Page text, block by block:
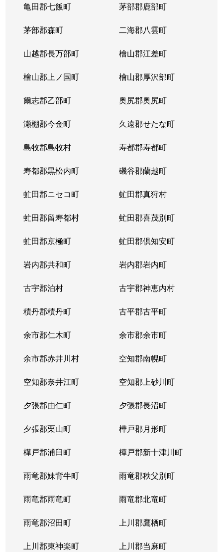
大谷地東
1,800万円
大谷地
大谷地東
大谷地
大谷地東
大谷地
亀田郡七飯町 茅部郡鹿部町
茅部郡森町 二海郡八雲町
山越郡長万部町 檜山郡江差町
檜山郡上ノ国町 檜山郡厚沢部町
爾志郡乙部町 奥尻郡奥尻町
瀬棚郡今金町 久遠郡せたな町
島牧郡島牧村 寿都郡寿都町
寿都郡黒松内町 磯谷郡蘭越町
虻田郡ニセコ町 虻田郡真狩村
虻田郡留寿都村 虻田郡喜茂別町
虻田郡京極町 虻田郡倶知安町
岩内郡共和町 岩内郡岩内町
古宇郡泊村 古宇郡神恵内村
積丹郡積丹町 古平郡古平町
余市郡仁木町 余市郡余市町
余市郡赤井川村 空知郡南幌町
空知郡奈井江町 空知郡上砂川町
夕張郡由仁町 夕張郡長沼町
夕張郡栗山町 樺戸郡月形町
樺戸郡浦臼町 樺戸郡新十津川町
雨竜郡妹背牛町 雨竜郡秩父別町
雨竜郡雨竜町 雨竜郡北竜町
雨竜郡沼田町 上川郡鷹栖町
上川郡東神楽町 上川郡当麻町